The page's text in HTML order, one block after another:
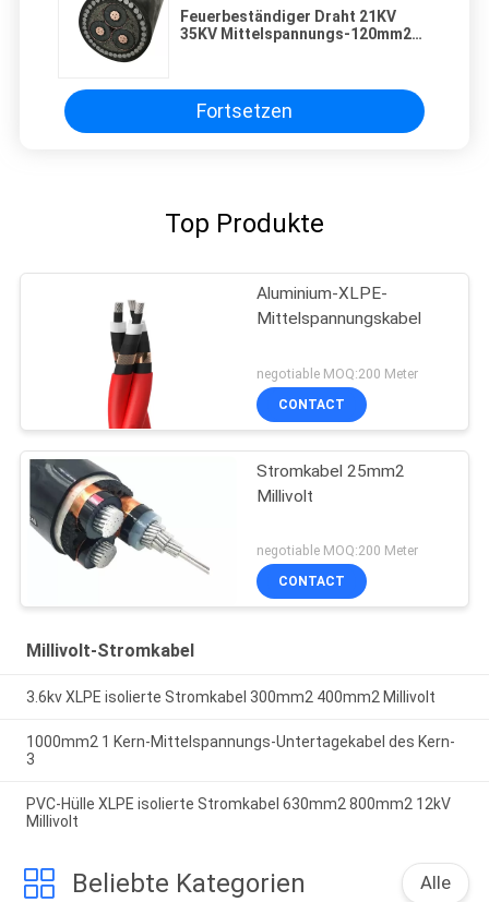
Feuerbeständiger Draht 21KV
35KV Mittelspannungs-120mm2
Fortsetzen
Top Produkte
Aluminium-XLPE-
Mittelspannungskabel
negotiable MOQ:200 Meter
CONTACT
Stromkabel 25mm2
Millivolt
negotiable MOQ:200 Meter
CONTACT
Millivolt-Stromkabel
3.6kv XLPE isolierte Stromkabel 300mm2 400mm2 Millivolt
1000mm2 1 Kern-Mittelspannungs-Untertagekabel des Kern-
3
PVC-Hülle XLPE isolierte Stromkabel 630mm2 800mm2 12kV
Millivolt
Beliebte Kategorien Alle